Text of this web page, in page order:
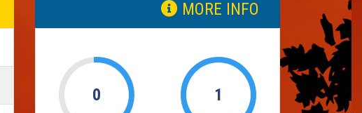
MORE INFO
0 1